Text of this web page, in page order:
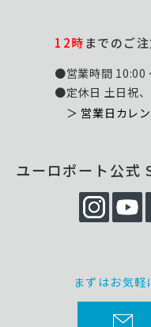
12時までのご
●営業時間 10:00
●定休日 土日祝
＞ 営業日カレ
ユーロポート公式
まずはお気軽